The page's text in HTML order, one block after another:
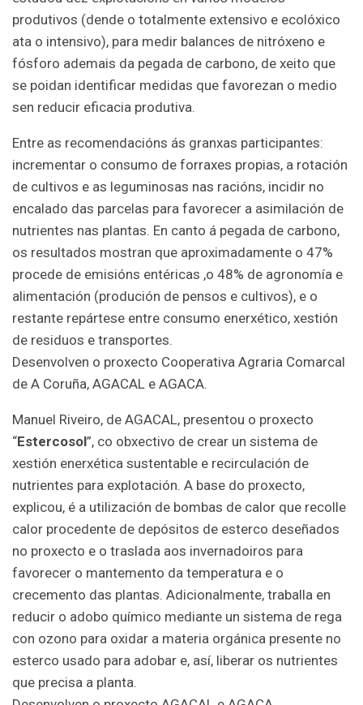
produtivos (dende o totalmente extensivo e ecolóxico
ata o intensivo), para medir balances de nitróxeno e
fósforo ademais da pegada de carbono, de xeito que
se poidan identificar medidas que favorezan o medio
sen reducir eficacia produtiva.
Entre as recomendacións ás granxas participantes:
incrementar o consumo de forraxes propias, a rotación
de cultivos e as leguminosas nas racións, incidir no
encalado das parcelas para favorecer a asimilación de
nutrientes nas plantas. En canto á pegada de carbono,
os resultados mostran que aproximadamente o 47%
procede de emisións entéricas ,o 48% de agronomía e
alimentación (produción de pensos e cultivos), e o
restante repártese entre consumo enerxético, xestión
de residuos e transportes.
Desenvolven o proxecto Cooperativa Agraria Comarcal
de A Coruña, AGACAL e AGACA.
Manuel Riveiro, de AGACAL, presentou o proxecto
“Estercosol”, co obxectivo de crear un sistema de
xestión enerxética sustentable e recirculación de
nutrientes para explotación. A base do proxecto,
explicou, é a utilización de bombas de calor que recolle
calor procedente de depósitos de esterco deseñados
no proxecto e o traslada aos invernadoiros para
favorecer o mantemento da temperatura e o
crecemento das plantas. Adicionalmente, traballa en
reducir o adobo químico mediante un sistema de rega
con ozono para oxidar a materia orgánica presente no
esterco usado para adobar e, así, liberar os nutrientes
que precisa a planta.